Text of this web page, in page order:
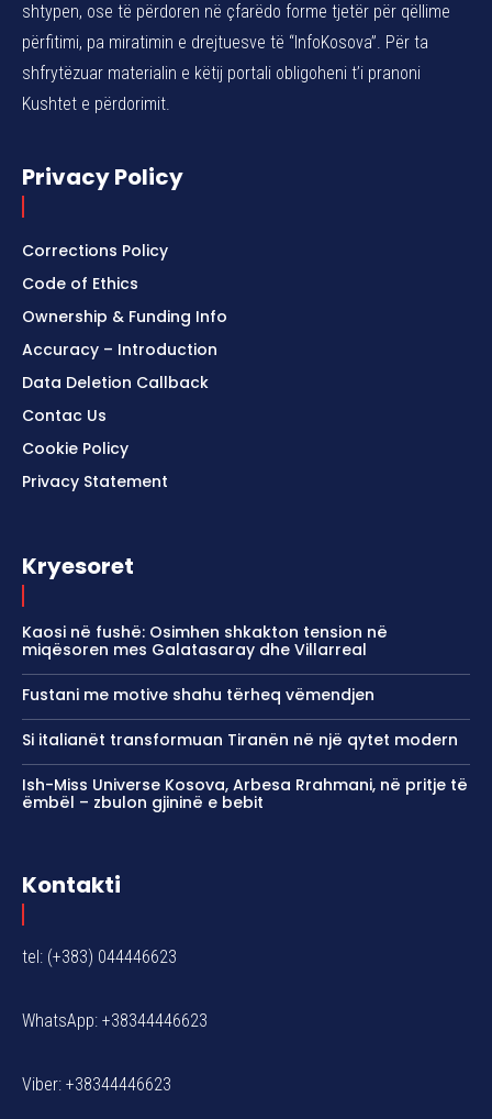
shtypen, ose të përdoren në çfarëdo forme tjetër për qëllime
përfitimi, pa miratimin e drejtuesve të “InfoKosova”. Për ta
shfrytëzuar materialin e këtij portali obligoheni t’i pranoni
Kushtet e përdorimit.
Privacy Policy
Corrections Policy
Code of Ethics
Ownership & Funding Info
Accuracy – Introduction
Data Deletion Callback
Contac Us
Cookie Policy
Privacy Statement
Kryesoret
Kaosi në fushë: Osimhen shkakton tension në
miqësoren mes Galatasaray dhe Villarreal
Fustani me motive shahu tërheq vëmendjen
Si italianët transformuan Tiranën në një qytet modern
Ish-Miss Universe Kosova, Arbesa Rrahmani, në pritje të
ëmbël – zbulon gjininë e bebit
Kontakti
tel: (+383) 044446623
WhatsApp: +38344446623
Viber: +38344446623